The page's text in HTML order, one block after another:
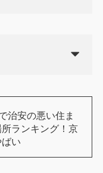
治安の悪い住ま
ランキング！京
い